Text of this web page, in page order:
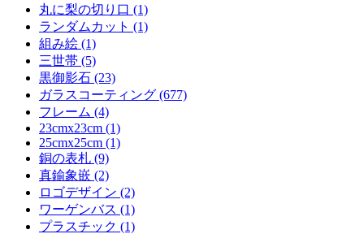
丸に梨の切り口 (1)
ランダムカット (1)
組み絵 (1)
三世帯 (5)
黒御影石 (23)
ガラスコーティング (677)
フレーム (4)
23cmx23cm (1)
25cmx25cm (1)
銅の表札 (9)
真鍮象嵌 (2)
ロゴデザイン (2)
ワーゲンバス (1)
プラスチック (1)